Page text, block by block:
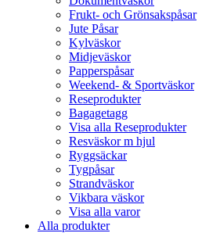
Frukt- och Grönsakspåsar
Jute Påsar
Kylväskor
Midjeväskor
Papperspåsar
Weekend- & Sportväskor
Reseprodukter
Bagagetagg
Visa alla Reseprodukter
Resväskor m hjul
Ryggsäckar
Tygpåsar
Strandväskor
Vikbara väskor
Visa alla varor
Alla produkter